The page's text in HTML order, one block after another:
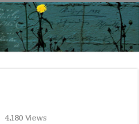
4,180 Views